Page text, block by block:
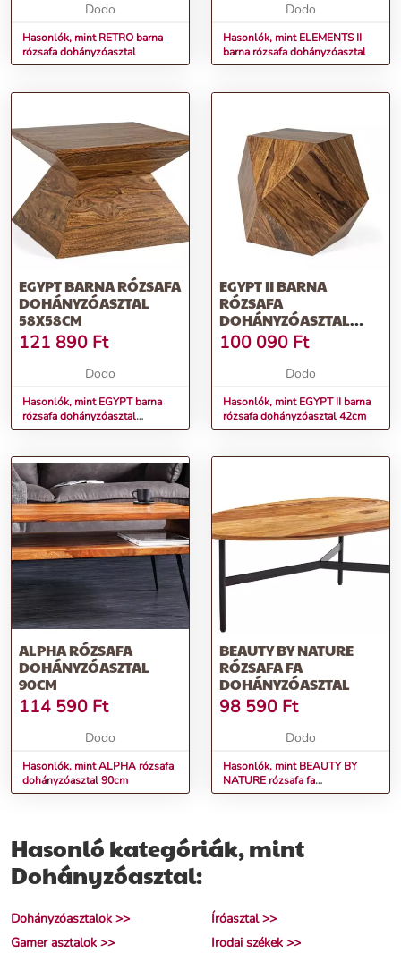
Dodo
Hasonlók, mint RETRO barna
rózsafa dohányzóasztal
Dodo
Hasonlók, mint ELEMENTS II
barna rózsafa dohányzóasztal
EGYPT BARNA RÓZSAFA
DOHÁNYZÓASZTAL
58X58CM
121 890 Ft
Dodo
Hasonlók, mint EGYPT barna
rózsafa dohányzóasztal
58x58cm
EGYPT II BARNA
RÓZSAFA
DOHÁNYZÓASZTAL
42CM
100 090 Ft
Dodo
Hasonlók, mint EGYPT II barna
rózsafa dohányzóasztal 42cm
ALPHA RÓZSAFA
DOHÁNYZÓASZTAL
90CM
114 590 Ft
Dodo
Hasonlók, mint ALPHA rózsafa
dohányzóasztal 90cm
BEAUTY BY NATURE
RÓZSAFA FA
DOHÁNYZÓASZTAL
98 590 Ft
Dodo
Hasonlók, mint BEAUTY BY
NATURE rózsafa fa
dohányzóasztal
Hasonló kategóriák, mint
Dohányzóasztal:
Dohányzóasztalok >>
Íróasztal >>
Gamer asztalok >>
Irodai székek >>